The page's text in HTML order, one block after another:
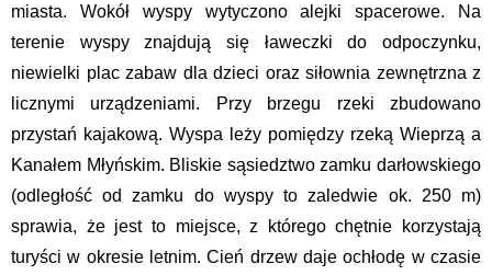
miasta. Wokół wyspy wytyczono alejki spacerowe. Na
terenie wyspy znajdują się ławeczki do odpoczynku,
niewielki plac zabaw dla dzieci oraz siłownia zewnętrzna z
licznymi urządzeniami. Przy brzegu rzeki zbudowano
przystań kajakową. Wyspa leży pomiędzy rzeką Wieprzą a
Kanałem Młyńskim. Bliskie sąsiedztwo zamku darłowskiego
(odległość od zamku do wyspy to zaledwie ok. 250 m)
sprawia, że jest to miejsce, z którego chętnie korzystają
turyści w okresie letnim. Cień drzew daje ochłodę w czasie